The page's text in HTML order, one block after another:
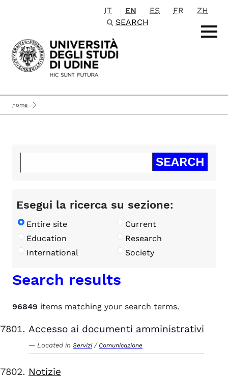
Passa al contenuto principale
IT EN ES FR
ZH
SEARCH
home
Esegui la ricerca su sezione:
Entire site
Current
Education
Research
International
Society
Search results
96849 items matching your search terms.
Accesso ai documenti amministrativi
Located in Servizi / Comunicazione
Notizie